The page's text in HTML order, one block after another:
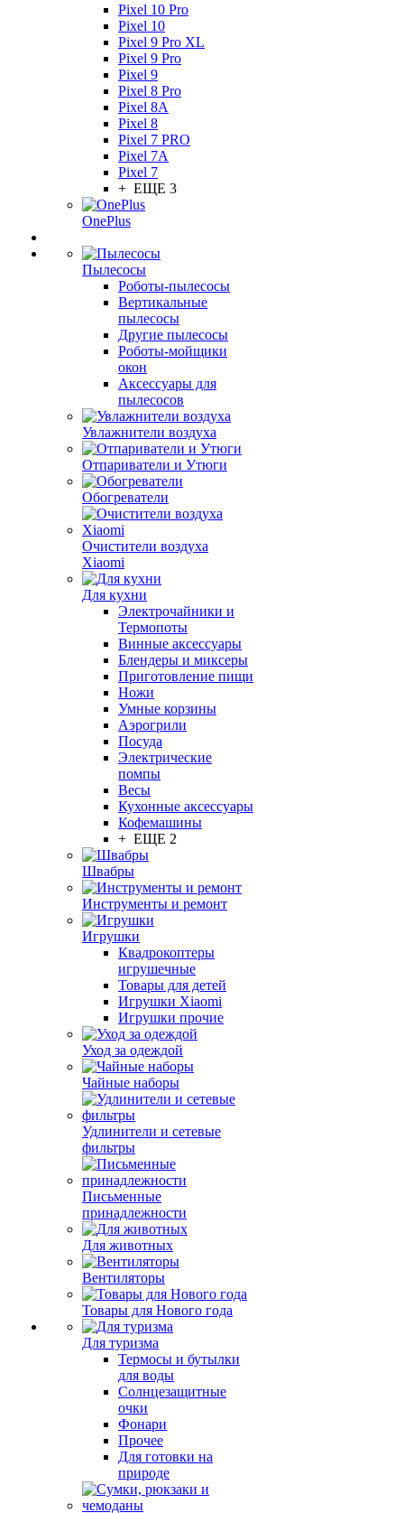
Pixel 10 Pro
Pixel 10
Pixel 9 Pro XL
Pixel 9 Pro
Pixel 9
Pixel 8 Pro
Pixel 8A
Pixel 8
Pixel 7 PRO
Pixel 7A
Pixel 7
+ ЕЩЕ 3
OnePlus
Пылесосы
Роботы-пылесосы
Вертикальные
пылесосы
Другие пылесосы
Роботы-мойщики
окон
Аксессуары для
пылесосов
Увлажнители воздуха
Отпариватели и Утюги
Обогреватели
Очистители воздуха
Xiaomi
Для кухни
Электрочайники и
Термопоты
Винные аксессуары
Блендеры и миксеры
Приготовление пищи
Ножи
Умные корзины
Аэрогрили
Посуда
Электрические
помпы
Весы
Кухонные аксессуары
Кофемашины
+ ЕЩЕ 2
Швабры
Инструменты и ремонт
Игрушки
Квадрокоптеры
игрушечные
Товары для детей
Игрушки Xiaomi
Игрушки прочие
Уход за одеждой
Чайные наборы
Удлинители и сетевые
фильтры
Письменные
принадлежности
Для животных
Вентиляторы
Товары для Нового года
Для туризма
Термосы и бутылки
для воды
Солнцезащитные
очки
Фонари
Прочее
Для готовки на
природе